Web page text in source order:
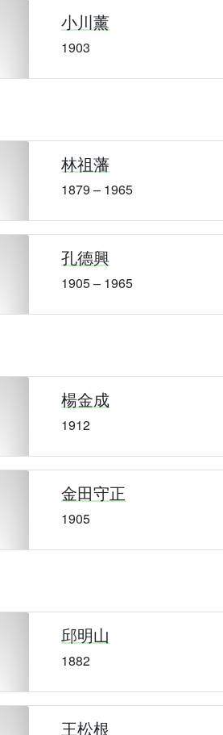
小川薰
1903
林祖藩
1879 – 1965
孔德興
1905 – 1965
楊金成
1912
金田守正
1905
邱明山
1882
王松根